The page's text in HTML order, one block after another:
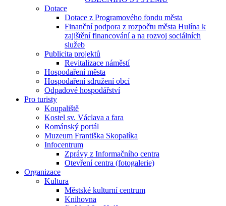
Dotace
Dotace z Programového fondu města
Finanční podpora z rozpočtu města Hulína k
zajištění financování a na rozvoj sociálních
služeb
Publicita projektů
Revitalizace náměstí
Hospodaření města
Hospodaření sdružení obcí
Odpadové hospodářství
Pro turisty
Koupaliště
Kostel sv. Václava a fara
Románský portál
Muzeum Františka Skopalíka
Infocentrum
Zprávy z Informačního centra
Otevření centra (fotogalerie)
Organizace
Kultura
Městské kulturní centrum
Knihovna